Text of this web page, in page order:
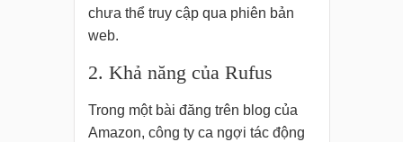
chưa thể truy cập qua phiên bản
web.
2. Khả năng của Rufus
Trong một bài đăng trên blog của
Amazon, công ty ca ngợi tác động